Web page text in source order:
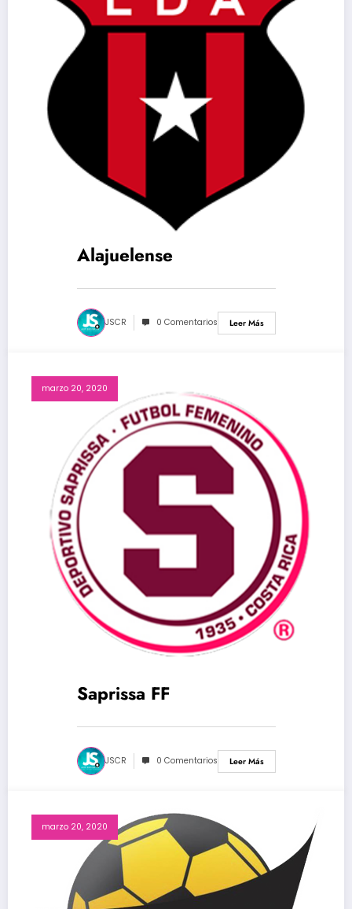
Alajuelense
JSCR 0 Comentarios Leer Más
marzo 20, 2020
Saprissa FF
JSCR 0 Comentarios Leer Más
marzo 20, 2020